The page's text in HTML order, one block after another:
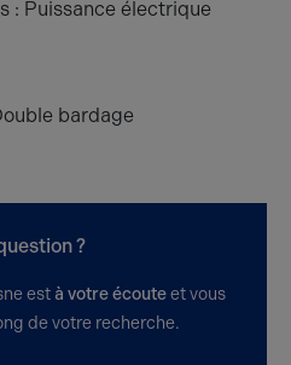
: Puissance électrique
bardage
?
est à votre écouteet vous
de votre recherche.